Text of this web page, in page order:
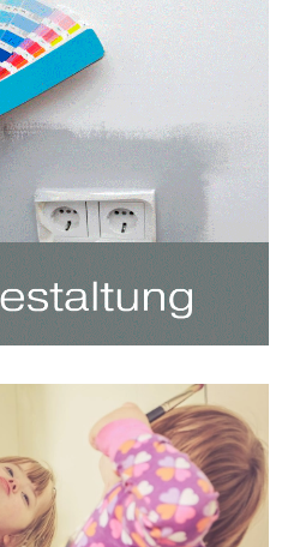
Wandel erfolgreich zu